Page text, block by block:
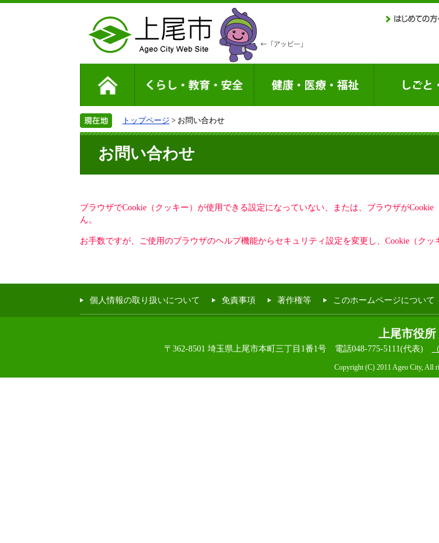
トップページ > お問い合わせ
お問い合わせ
ブラウザでCookie（クッキー）が使用できる設定になっていない、または、ブラウザが
ん。
お手数ですが、ご使用のブラウザのヘルプ機能からセキュリティ設定を変更し、Cookie（クッ
個人情報の取り扱いについて 免責事項 著作権等 このホームページについて
上尾市役所
〒362-8501 埼玉県上尾市本町三丁目1番1号 電話048-775-5111(代表)
Copyright (C) 2011 Ageo City, All